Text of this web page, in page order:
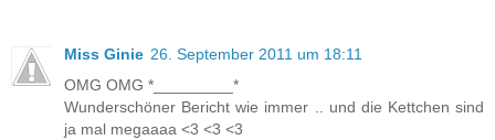
Miss Ginie 26. September 2011 um 18:11
OMG OMG *_________*
Wunderschöner Bericht wie immer .. und die Kettchen sind
ja mal megaaaa <3 <3 <3